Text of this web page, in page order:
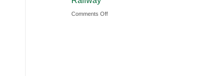
Mossman
Comments Offon